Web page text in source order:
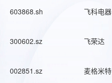
603868.sh 飞科电器
300602.sz 飞荣达
002851.sz 麦格米特